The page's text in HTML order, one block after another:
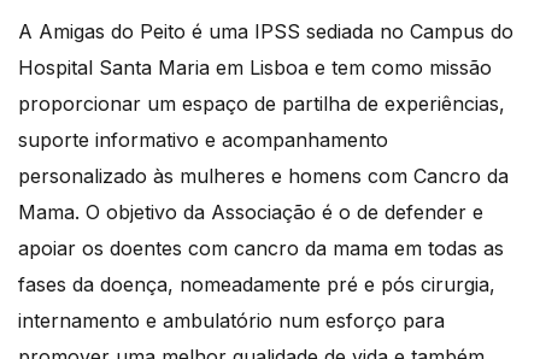
A Amigas do Peito é uma IPSS sediada no Campus do
Hospital Santa Maria em Lisboa e tem como missão
proporcionar um espaço de partilha de experiências,
suporte informativo e acompanhamento
personalizado às mulheres e homens com Cancro da
Mama. O objetivo da Associação é o de defender e
apoiar os doentes com cancro da mama em todas as
fases da doença, nomeadamente pré e pós cirurgia,
internamento e ambulatório num esforço para